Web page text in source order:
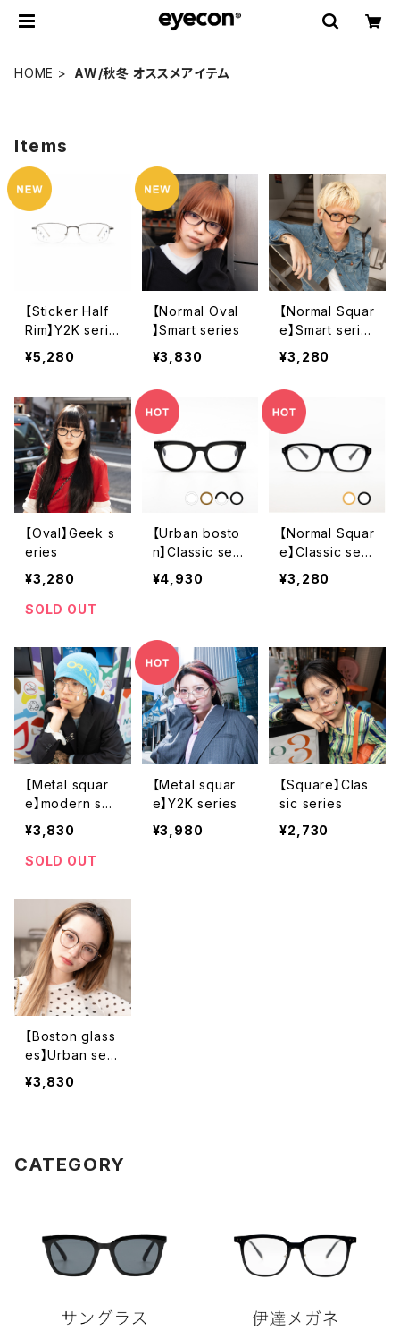
HOME AW/秋冬 オススメアイテム
Items
【Sticker Half
Rim】Y2K serie
s
¥5,280
【Normal Oval
】Smart series
¥3,830
【Normal Squar
e】Smart serie
s
¥3,280
【Oval】Geek s
eries
¥3,280
SOLD OUT
【Urban bosto
n】Classic seri
es
¥4,930
【Normal Squar
e】Classic seri
es
¥3,280
【Metal squar
e】modern seri
es
¥3,830
SOLD OUT
【Metal squar
e】Y2K series
¥3,980
【Square】Clas
sic series
¥2,730
【Boston glass
es】Urban seri
es
¥3,830
CATEGORY